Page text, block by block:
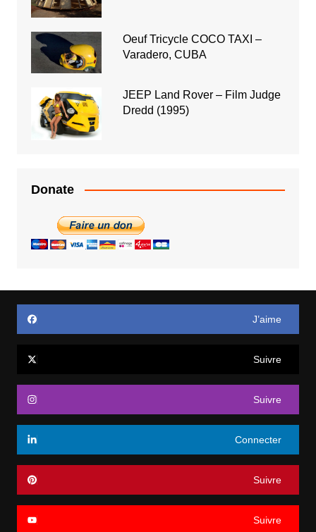
Oeuf Tricycle COCO TAXI –
Varadero, CUBA
JEEP Land Rover – Film Judge
Dredd (1995)
Donate
J’aime
Suivre
Suivre
Connecter
Suivre
Suivre